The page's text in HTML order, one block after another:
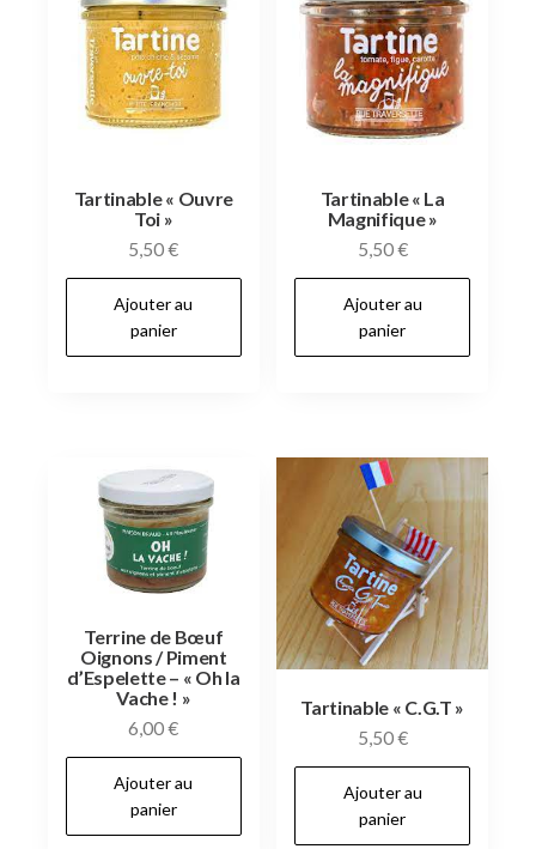
Tartinable « Ouvre
Toi »
5,50€
Ajouter au
panier
Tartinable « La
Magnifique »
5,50€
Ajouter au
panier
Terrine de Bœuf
Oignons / Piment
d’Espelette – « Oh la
Vache ! »
6,00€
Ajouter au
panier
Tartinable « C.G.T »
5,50€
Ajouter au
panier